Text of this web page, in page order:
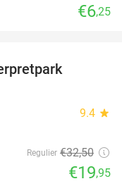
€6,25
9.4 star
Regulier €32,50
€19,95